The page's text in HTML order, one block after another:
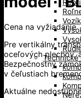
Technické
Cena na vyžiadanie
Pre vertikálny
oceľových plechov,
Bezpečnostný
v čeľustiach
Aktuálne